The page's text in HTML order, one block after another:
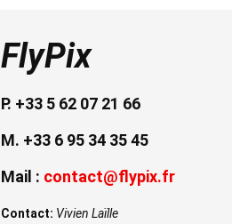
FlyPix
P. +33 5 62 07 21 66
M. +33 6 95 34 35 45
Mail : contact@flypix.fr
Contact: Vivien Laïlle